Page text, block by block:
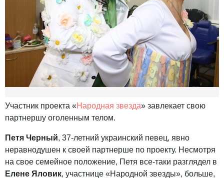
Участник проекта «Народная звезда» завлекает свою
партнершу оголенным телом.
Петя Черный, 37-летний украинский певец, явно
неравнодушен к своей партнерше по проекту. Несмотря
на свое семейное положение, Петя все-таки разглядел в
Елене Яловик, участнице «Народной звезды», больше,